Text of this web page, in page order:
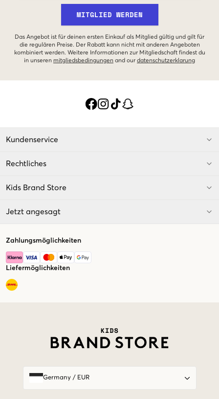
MITGLIED WERDEN
Das Angebot ist für deinen ersten Einkauf als Mitglied gültig und gilt für
die regulären Preise. Der Rabatt kann nicht mit anderen Angeboten
kombiniert werden. Weitere Informationen zur Mitgliedschaft findest du
in unseren mitgliedsbedingungen and our datenschutzerklarung
Kundenservice
Rechtliches
Kids Brand Store
Jetzt angesagt
Zahlungsmöglichkeiten
Liefermöglichkeiten
Germany/ EUR